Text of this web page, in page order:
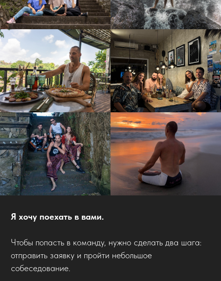
Я хочу поехать в вами.
Чтобы попасть в команду, нужно сделать два шага:
отправить заявку и пройти небольшое
собеседование.